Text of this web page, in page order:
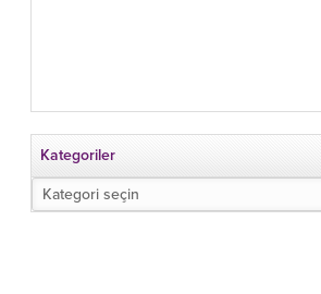
Kategoriler
Kategoriler